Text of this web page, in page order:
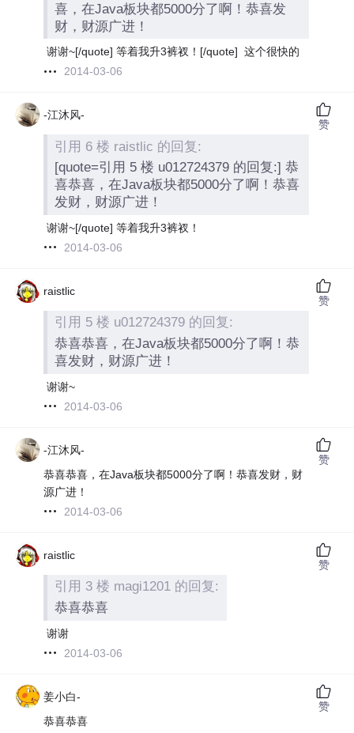
喜，在Java板块都5000分了啊！恭喜发
财，财源广进！
谢谢~[/quote] 等着我升3裤衩！ [/quote] 这个很快的
2014-03-06
-江沐风-
引用 6 楼 raistlic 的回复:
[quote=引用 5 楼 u012724379 的回复:] 恭
喜恭喜，在Java板块都5000分了啊！恭喜
发财，财源广进！
谢谢~[/quote] 等着我升3裤衩！
2014-03-06
赞
raistlic
引用 5 楼 u012724379 的回复:
恭喜恭喜，在Java板块都5000分了啊！恭
喜发财，财源广进！
谢谢~
2014-03-06
赞
-江沐风-
恭喜恭喜，在Java板块都5000分了啊！恭喜发财，财
源广进！
2014-03-06
赞
raistlic
引用 3 楼 magi1201 的回复:
恭喜恭喜
谢谢
2014-03-06
赞
姜小白-
恭喜恭喜
赞